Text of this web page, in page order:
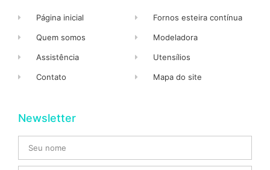
Página inicial
Quem somos
Assistência
Contato
Fornos esteira contínua
Modeladora
Utensílios
Mapa do site
Newsletter